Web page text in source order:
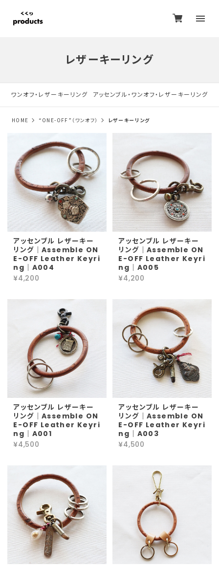
レザーキーリング
ワンオフ・レザーキーリング アッセンブル・ワンオフ・レザーキーリング
HOME “ONE-OFF”（ワンオフ） レザーキーリング
アッセンブル レザーキー
リング｜Assemble ON
E-OFF Leather Keyri
ng｜A004
¥4,200
アッセンブル レザーキー
リング｜Assemble ON
E-OFF Leather Keyri
ng｜A005
¥4,200
アッセンブル レザーキー
リング｜Assemble ON
E-OFF Leather Keyri
ng｜A001
¥4,500
アッセンブル レザーキー
リング｜Assemble ON
E-OFF Leather Keyri
ng｜A003
¥4,500